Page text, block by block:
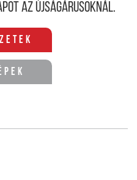
az újságárusoknál.